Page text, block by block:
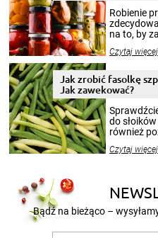
Robienie
na to, by
pełni
miesięcy.
patenty,
Czytaj więcej
Jak zrobić fasolkę
Jak zawekować?
do
również
nasze
Czytaj więcej
Bądź na bieżąco –